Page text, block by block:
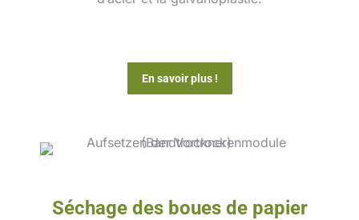
En savoir plus !
Séchage des boues de papier